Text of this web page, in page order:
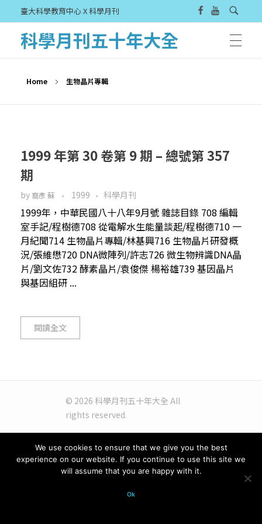
臺大科學教育中心 X 科學月刊
科學月刊五十年大全
Home 生物晶片專輯
1999 年第 30 卷第 9 期 – 總號第 357
期
by 裔彥 蘇 1999 科學月刊
1999年，中華民國八十八年9月號 雜誌目錄 708 編輯
室手記/程樹德708 從電解水生能量談起/程樹德710 一
月紀聞714 生物晶片專輯/林基興716 生物晶片研發概
況/張維懋720 DNA微陣列/許志726 微生物辨識DNA晶
片/劉文佐732 酵素晶片/袁俊傑 楊裕雄739 基因晶片
與基因組研 ...
閱讀全文
© 2026 科學月刊五十年大全 All
rights reserved.
We use cookies to ensure that we give you the best
experience on our website. If you continue to use this site we
will assume that you are happy with it.
Ok